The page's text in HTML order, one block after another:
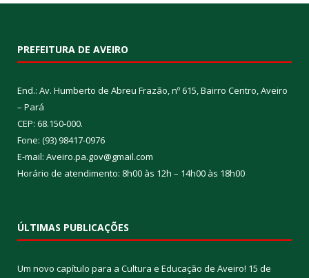
PREFEITURA DE AVEIRO
End.: Av. Humberto de Abreu Frazão, nº 615, Bairro Centro, Aveiro
– Pará
CEP: 68.150-000.
Fone: (93) 98417-0976
E-mail: Aveiro.pa.gov@gmail.com
Horário de atendimento: 8h00 às 12h – 14h00 às 18h00
ÚLTIMAS PUBLICAÇÕES
Um novo capítulo para a Cultura e Educação de Aveiro! 15 de